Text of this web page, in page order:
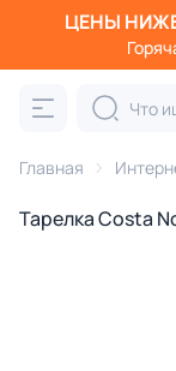
ЦЕНЫ
Главная
Тарелка Costa